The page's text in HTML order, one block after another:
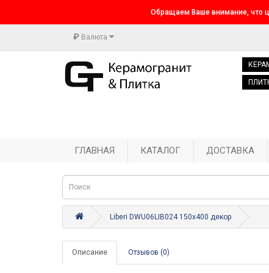
Обращаем Ваше внимание, что
₽ Валюта
ГЛАВНАЯ КАТАЛОГ ДОСТАВКА
Liberi DWU06LIB024 150x400 декор
Описание Отзывов (0)